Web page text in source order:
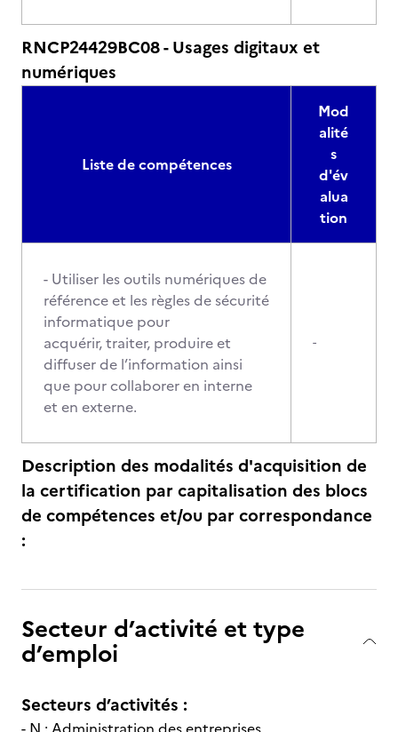
RNCP24429BC08 - Usages digitaux et
numériques
Liste de compétences
Mod
alité
s
d'év
alua
tion
- Utiliser les outils numériques de
référence et les règles de sécurité
informatique pour
acquérir, traiter, produire et
diffuser de l’information ainsi
que pour collaborer en interne
et en externe.
-
Description des modalités d'acquisition de
la certification par capitalisation des blocs
de compétences et/ou par correspondance
:
Secteur d’activité et type
d’emploi
Secteurs d’activités :